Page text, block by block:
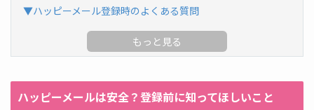
▼ハッピーメール登録時のよくある質問
ハッピーメールは安全？登録前に知ってほしいこと